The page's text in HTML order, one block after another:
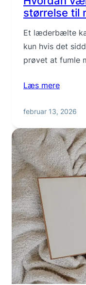
størrelse til
Et læderbælte
kun hvis det
prøvet at fumle
Læs mere
februar 13, 2026